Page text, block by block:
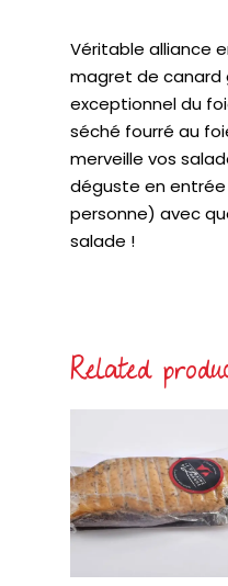
Véritable alliance
magret de canard
exceptionnel du
séché fourré au
merveille vos
déguste en
personne) avec
salade !
Related